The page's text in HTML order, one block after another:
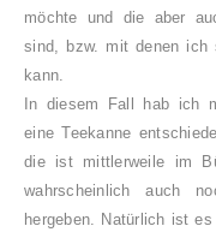
möchte und die aber
sind, bzw. mit denen ich
kann.
In diesem Fall hab ich
eine Teekanne
die ist mittlerweile im
wahrscheinlich auch
hergeben. Natürlich ist